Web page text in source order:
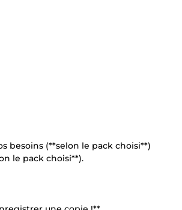
besoins (**selon le pack choisi**)
le pack choisi**).